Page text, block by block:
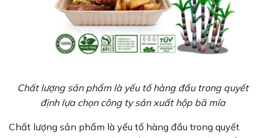
Chất lượng sản phẩm là yếu tố hàng đầu trong quyết
định lựa chọn công ty sản xuất hộp bã mía
Chất lượng sản phẩm là yếu tố hàng đầu trong quyết